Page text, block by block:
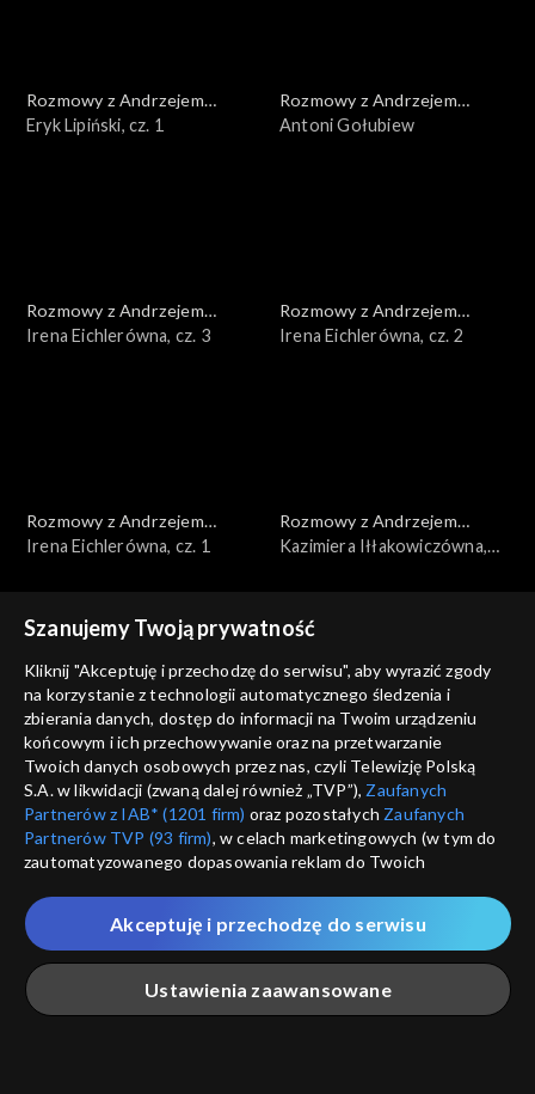
Rozmowy z Andrzejem
Doboszem
Eryk Lipiński, cz. 1
Rozmowy z Andrzejem
Doboszem
Antoni Gołubiew
Rozmowy z Andrzejem
Doboszem
Irena Eichlerówna, cz. 3
Rozmowy z Andrzejem
Doboszem
Irena Eichlerówna, cz. 2
Rozmowy z Andrzejem
Doboszem
Irena Eichlerówna, cz. 1
Rozmowy z Andrzejem
Doboszem
Kazimiera Iłłakowiczówna,
Rozmowy z Andrzejem
Doboszem
Kazimiera Iłłakowiczówna,
cz. 1
Rozmowy z Andrzejem
Doboszem
Wilam Horzyca
Rozmowy z Andrzejem
Doboszem
Józef Beck
Rozmowy z Andrzejem
Doboszem
Kazimierz Junosza-
Stępowski, cz. 2
Szanujemy Twoją prywatność
Kliknij "Akceptuję i przechodzę do serwisu", aby wyrazić zgody
na korzystanie z technologii automatycznego śledzenia i
zbierania danych, dostęp do informacji na Twoim urządzeniu
końcowym i ich przechowywanie oraz na przetwarzanie
Twoich danych osobowych przez nas, czyli Telewizję Polską
S.A. w likwidacji (zwaną dalej również „TVP”), Zaufanych
Partnerów z IAB* (1201 firm) oraz pozostałych Zaufanych
Partnerów TVP (93 firm), w celach marketingowych (w tym do
zautomatyzowanego dopasowania reklam do Twoich
które wskazujemy poniżej, a także zgody na udostępnianie
przez nas identyfikatora PPID do Google.
Twoje dane osobowe zbierane podczas odwiedzania przez
Ciebie naszych
poszczególnych serwisówzwanych dalej
„Portalem”, w tym informacje zapisywane za pomocą
Ustawienia zaawansowane
Akceptuję i przechodzę do serwisu